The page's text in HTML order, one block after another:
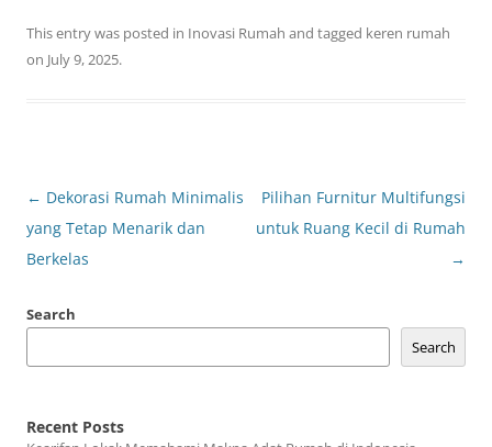
This entry was posted in Inovasi Rumah and tagged keren rumah
on July 9, 2025.
Post
navigation
← Dekorasi Rumah Minimalis
yang Tetap Menarik dan
Berkelas
Pilihan Furnitur Multifungsi
untuk Ruang Kecil di Rumah
→
Search
Search
Recent Posts